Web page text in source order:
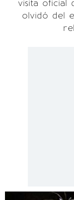
visita oficial
olvidó del